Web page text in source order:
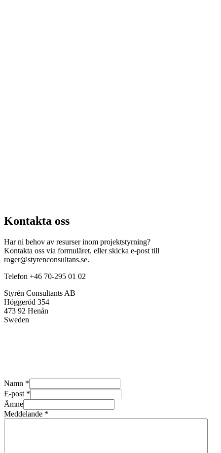
Kontakta oss
Har ni behov av resurser inom projektstyrning?
Kontakta oss via formuläret, eller skicka e-post till
roger@styrenconsultans.se.
Telefon +46 70-295 01 02
Styrén Consultants AB
Höggeröd 354
473 92 Henån
Sweden
Namn *
E-post *
Ämne
Meddelande *